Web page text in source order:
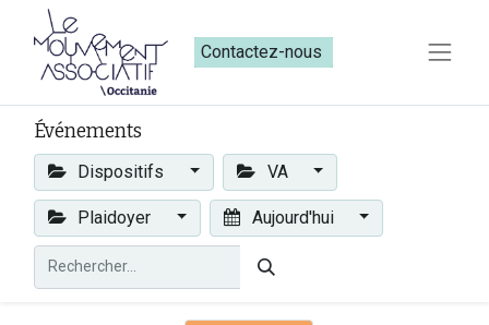
Contactez-nous​​
Événements
Dispositifs VA
Plaidoyer Aujourd'hui